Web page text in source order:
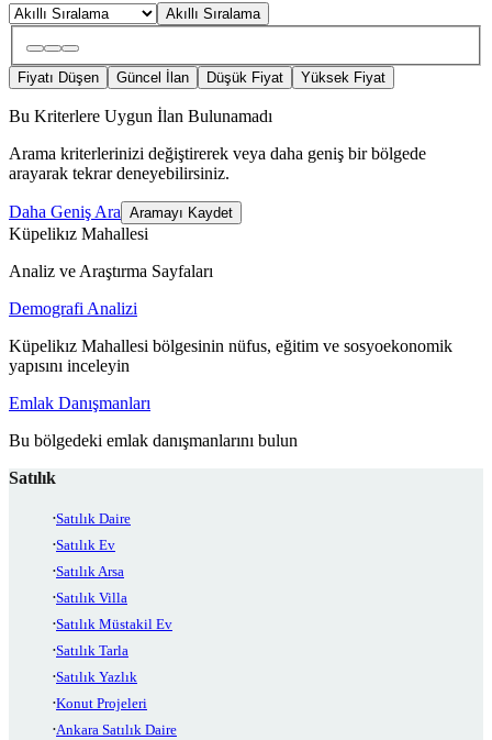
Akıllı Sıralama
Fiyatı Düşen Güncel İlan Düşük Fiyat Yüksek Fiyat
Bu Kriterlere Uygun İlan Bulunamadı
Arama kriterlerinizi değiştirerek veya daha geniş bir bölgede
arayarak tekrar deneyebilirsiniz.
Daha Geniş Ara Aramayı Kaydet
Küpelikız Mahallesi
Analiz ve Araştırma Sayfaları
Demografi Analizi
Küpelikız Mahallesi bölgesinin nüfus, eğitim ve sosyoekonomik
yapısını inceleyin
Emlak Danışmanları
Bu bölgedeki emlak danışmanlarını bulun
Satılık
Satılık Daire
Satılık Ev
Satılık Arsa
Satılık Villa
Satılık Müstakil Ev
Satılık Tarla
Satılık Yazlık
Konut Projeleri
Ankara Satılık Daire